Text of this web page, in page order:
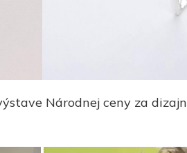
Národnej ceny za dizajn